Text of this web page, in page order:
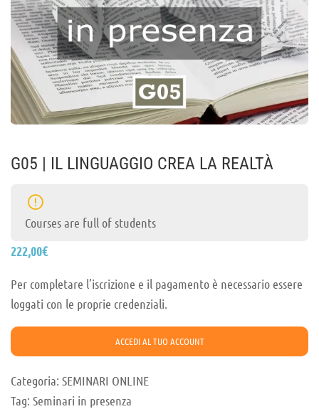
G05 | IL LINGUAGGIO CREA LA REALTÀ
Courses are full of students
222,00€
Per completare l’iscrizione e il pagamento è necessario essere
loggati con le proprie credenziali.
ACCEDI AL TUO ACCOUNT
Categoria: SEMINARI ONLINE
Tag: Seminari in presenza